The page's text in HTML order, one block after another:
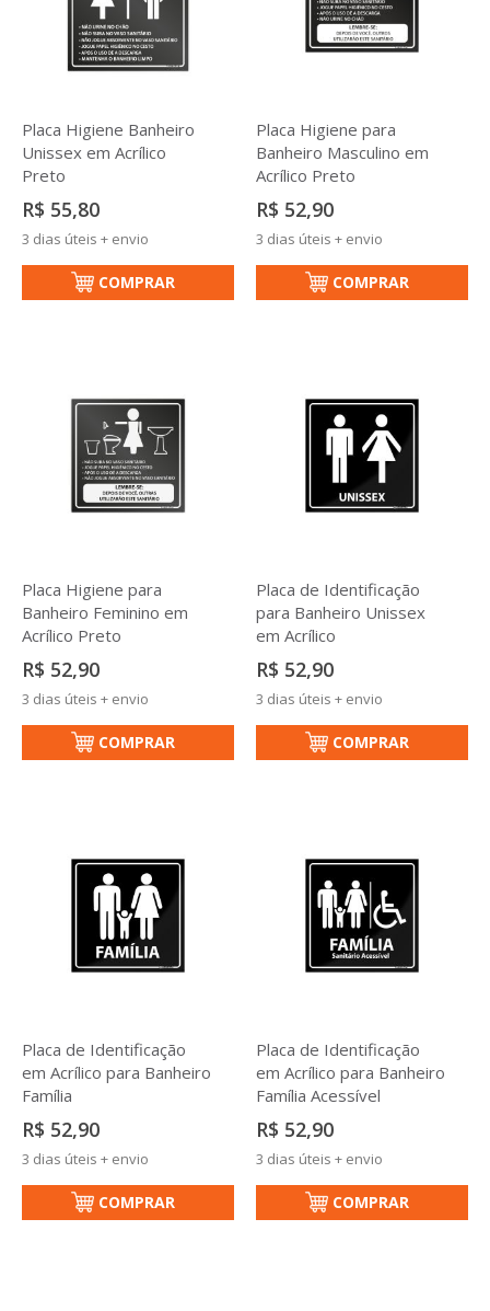
Placa Higiene Banheiro
Unissex em Acrílico
Preto
R$ 55,80
3 dias úteis + envio
COMPRAR
Placa Higiene para
Banheiro Masculino em
Acrílico Preto
R$ 52,90
3 dias úteis + envio
COMPRAR
Placa Higiene para
Banheiro Feminino em
Acrílico Preto
R$ 52,90
3 dias úteis + envio
COMPRAR
Placa de Identificação
para Banheiro Unissex
em Acrílico
R$ 52,90
3 dias úteis + envio
COMPRAR
Placa de Identificação
em Acrílico para Banheiro
Família
R$ 52,90
3 dias úteis + envio
COMPRAR
Placa de Identificação
em Acrílico para Banheiro
Família Acessível
R$ 52,90
3 dias úteis + envio
COMPRAR